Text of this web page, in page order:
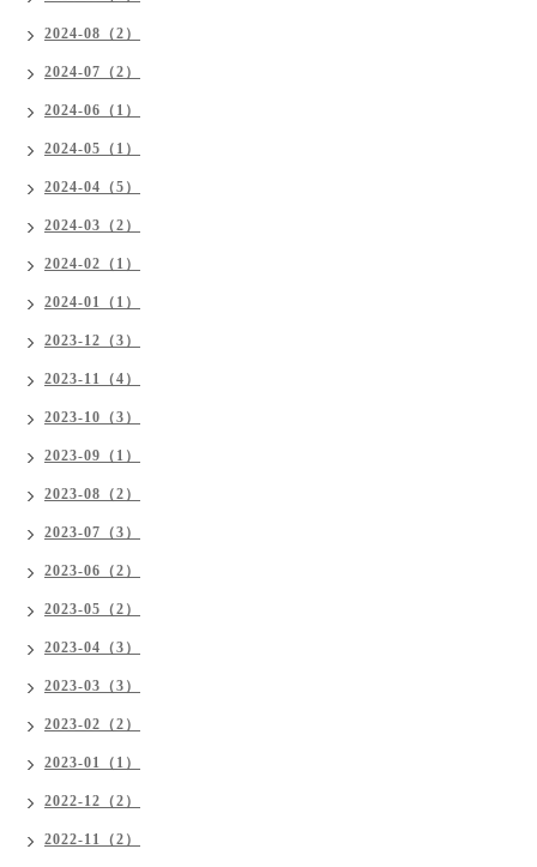
2024-08（2）
2024-07（2）
2024-06（1）
2024-05（1）
2024-04（5）
2024-03（2）
2024-02（1）
2024-01（1）
2023-12（3）
2023-11（4）
2023-10（3）
2023-09（1）
2023-08（2）
2023-07（3）
2023-06（2）
2023-05（2）
2023-04（3）
2023-03（3）
2023-02（2）
2023-01（1）
2022-12（2）
2022-11（2）